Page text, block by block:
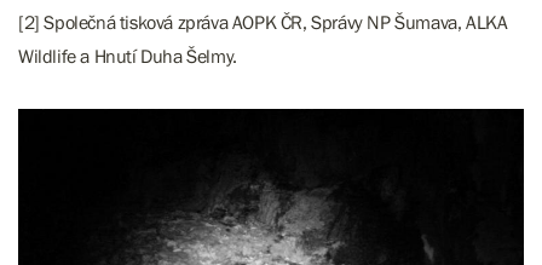
[2] Společná tisková zpráva AOPK ČR, Správy NP Šumava, ALKA
Wildlife a Hnutí Duha Šelmy.